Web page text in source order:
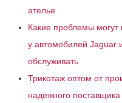
ателье
Какие проблемы могут
у автомобилей Jaguar
обслуживать
Трикотаж оптом от
надежного поставщика